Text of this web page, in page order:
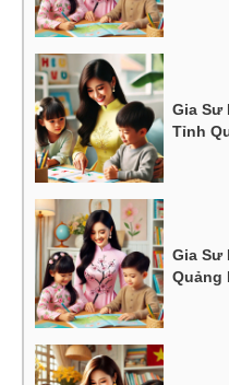
Gia Sư
Tỉnh
Gia Sư
Quảng